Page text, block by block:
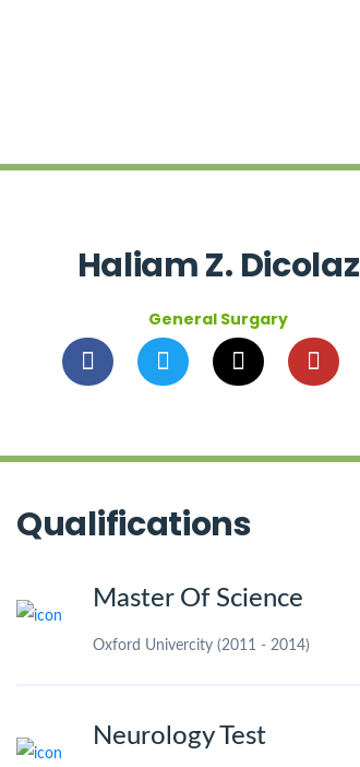
Haliam Z. Dicolaz
General Surgary
Qualifications
Master Of Science
Oxford Univercity (2011 - 2014)
Neurology Test